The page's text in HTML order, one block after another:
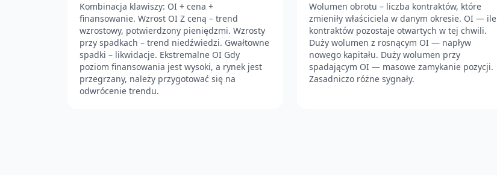
Kombinacja klawiszy: OI + cena +
finansowanie. Wzrost OI Z ceną – trend
wzrostowy, potwierdzony pieniędzmi. Wzrosty
przy spadkach – trend niedźwiedzi. Gwałtowne
spadki – likwidacje. Ekstremalne OI Gdy
poziom finansowania jest wysoki, a rynek jest
przegrzany, należy przygotować się na
odwrócenie trendu.
Wolumen obrotu – liczba kontraktów, które
zmieniły właściciela w danym okresie. OI — ile
kontraktów pozostaje otwartych w tej chwili.
Duży wolumen z rosnącym OI — napływ
nowego kapitału. Duży wolumen przy
spadającym OI — masowe zamykanie pozycji.
Zasadniczo różne sygnały.